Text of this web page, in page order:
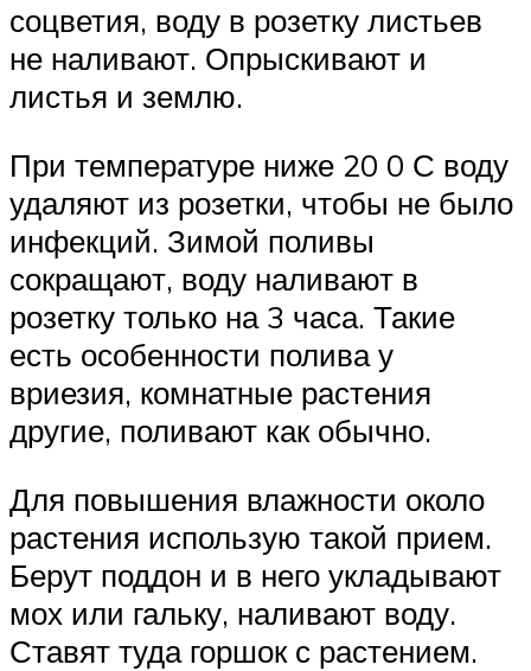
соцветия, воду в розетку листьев
не наливают. Опрыскивают и
листья и землю.
При температуре ниже 20 0 С воду
удаляют из розетки, чтобы не было
инфекций. Зимой поливы
сокращают, воду наливают в
розетку только на 3 часа. Такие
есть особенности полива у
вриезия, комнатные растения
другие, поливают как обычно.
Для повышения влажности около
растения использую такой прием.
Берут поддон и в него укладывают
мох или гальку, наливают воду.
Ставят туда горшок с растением.